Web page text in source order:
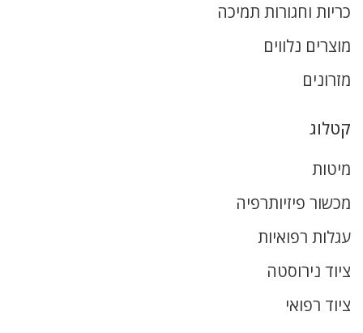
כריות וחגורות תמיכה
מוצרים נלווים
מזרונים
קטלוג
מיטות
מכשור פיזיותרפיה
עגלות רפואיות
ציוד נירוסטה
ציוד רפואי